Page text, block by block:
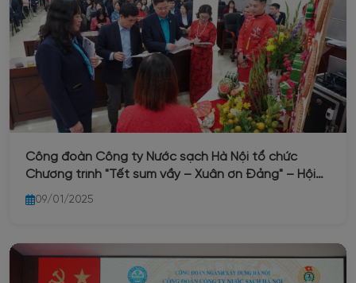
Công đoàn Công ty Nước sạch Hà Nội tổ chức
Chương trình "Tết sum vầy – Xuân ơn Đảng" – Hội
nghị Tổng kết hoạt động Công đoàn năm 2024 và
nội dung phương hướng hoạt động trọng tâm năm
09/01/2025